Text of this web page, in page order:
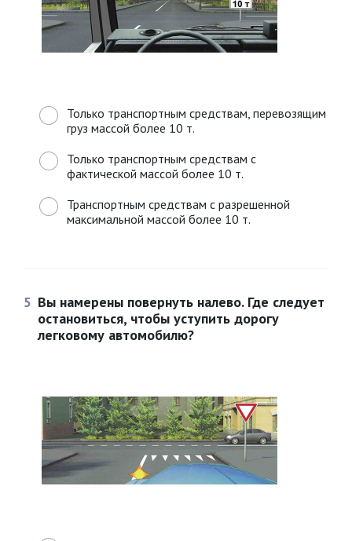
Только транспортным средствам, перевозящим
груз массой более 10 т.
Только транспортным средствам с
фактической массой более 10 т.
Транспортным средствам с разрешенной
максимальной массой более 10 т.
5 Вы намерены повернуть налево. Где следует
остановиться, чтобы уступить дорогу
легковому автомобилю?